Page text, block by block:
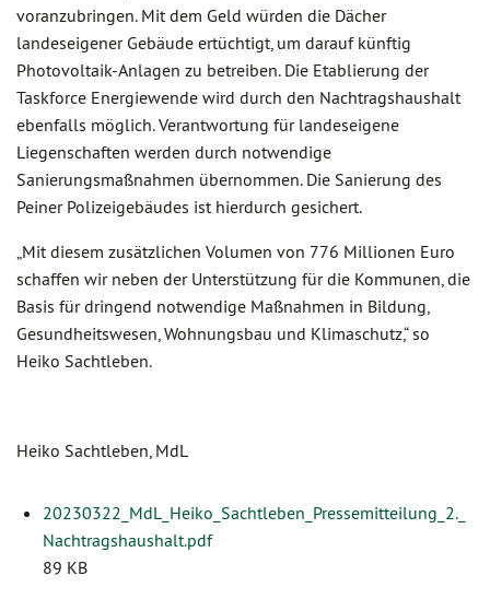
voranzubringen. Mit dem Geld würden die Dächer
landeseigener Gebäude ertüchtigt, um darauf künftig
Photovoltaik-Anlagen zu betreiben. Die Etablierung der
Taskforce Energiewende wird durch den Nachtragshaushalt
ebenfalls möglich. Verantwortung für landeseigene
Liegenschaften werden durch notwendige
Sanierungsmaßnahmen übernommen. Die Sanierung des
Peiner Polizeigebäudes ist hierdurch gesichert.
„Mit diesem zusätzlichen Volumen von 776 Millionen Euro
schaffen wir neben der Unterstützung für die Kommunen, die
Basis für dringend notwendige Maßnahmen in Bildung,
Gesundheitswesen, Wohnungsbau und Klimaschutz,“ so
Heiko Sachtleben.
Heiko Sachtleben, MdL
20230322_MdL_Heiko_Sachtleben_Pressemitteilung_2._
Nachtragshaushalt.pdf
89 KB